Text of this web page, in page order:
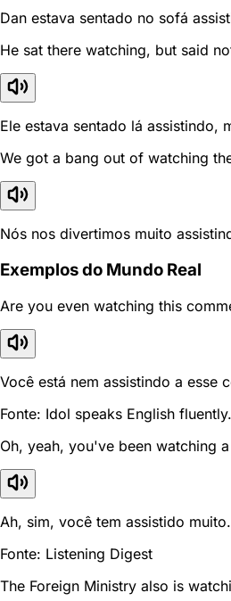
Dan estava sentado no sofá
He sat there watching, but said
Ele estava sentado lá assistindo,
We got a bang out of watching
Nós nos divertimos muito
Exemplos do Mundo Real
Are you even watching this
Você está nem assistindo a esse
Fonte: Idol speaks English fluently.
Oh, yeah, you've been watching
Ah, sim, você tem assistido muito.
Fonte: Listening Digest
The Foreign Ministry also is